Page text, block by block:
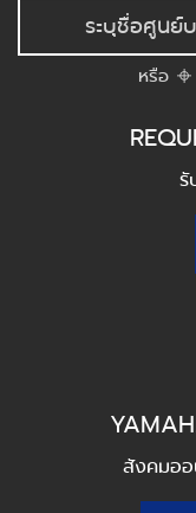
หรือ
รั
สังคมออ